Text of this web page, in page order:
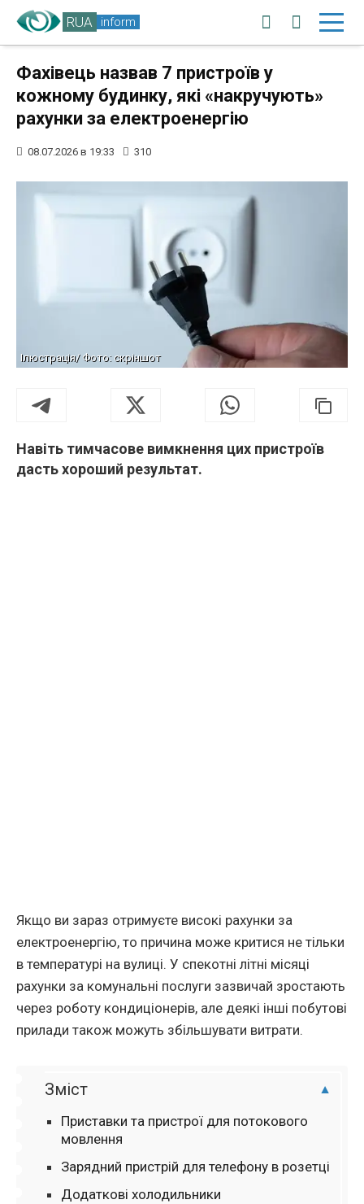
RUA inform
Фахівець назвав 7 пристроїв у
кожному будинку, які «накручують»
рахунки за електроенергію
08.07.2026 в 19:33 310
Ілюстрація/ Фото: скріншот
Навіть тимчасове вимкнення цих пристроїв
дасть хороший результат.
Якщо ви зараз отримуєте високі рахунки за
електроенергію, то причина може критися не тільки
в температурі на вулиці. У спекотні літні місяці
рахунки за комунальні послуги зазвичай зростають
через роботу кондиціонерів, але деякі інші побутові
прилади також можуть збільшувати витрати.
Зміст
Приставки та пристрої для потокового
мовлення
Зарядний пристрій для телефону в розетці
Додаткові холодильники